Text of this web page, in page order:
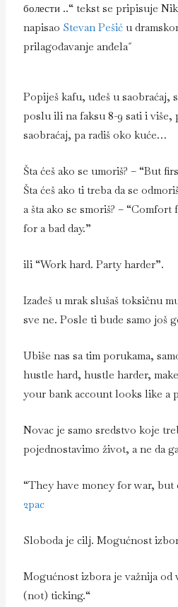
болести ..“ tekst se pripisuje
napisao Stevan Pešić u
prilagođavanje anđela˝
Popiješ kafu, uđeš u saobraćaj,
poslu ili na faksu 8-9 sati i više,
saobraćaj, pa radiš oko kuće…
Šta ćeš ako se umoriš? – “But
Šta ćeš ako ti treba da se
a šta ako se smoriš? –
for a bad day.”
ili “Work hard. Party harder”.
Izađeš u mrak slušaš toksičnu
sve ne. Posle ti bude samo još
Ubiše nas sa tim porukama,
hustle hard, hustle harder,
your bank account looks like a
Novac je samo sredstvo koje
pojednostavimo život, a ne da
“They have money for war, but
2pac
Sloboda je cilj. Mogućnost
Mogućnost izbora je važnija od
(not) ticking.“